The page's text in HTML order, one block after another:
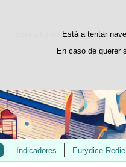
Este sitio web utiliza cookies
Está a tentar
En caso de querer
Indicadores Eurydice-Redie